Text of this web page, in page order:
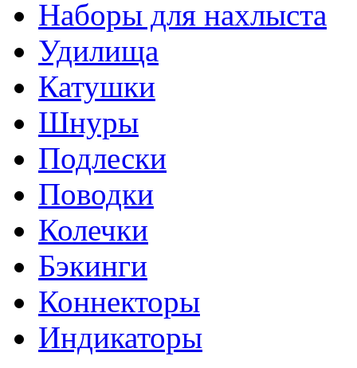
Наборы для нахлыста
Удилища
Катушки
Шнуры
Подлески
Поводки
Колечки
Бэкинги
Коннекторы
Индикаторы